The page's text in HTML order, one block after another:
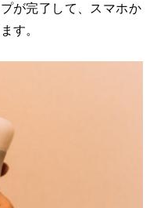
が完了して、スマホか
す。